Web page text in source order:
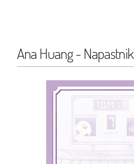
Ana Huang - Napastnik